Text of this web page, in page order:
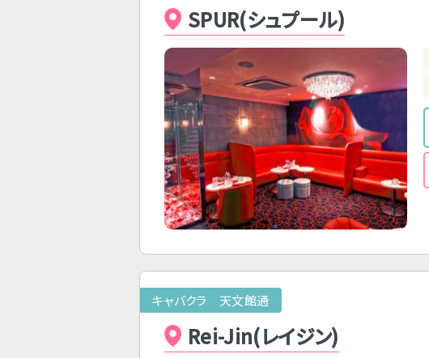
SPUR(シュプール)
キャバクラ 天文館通
Rei-Jin(レイジン)